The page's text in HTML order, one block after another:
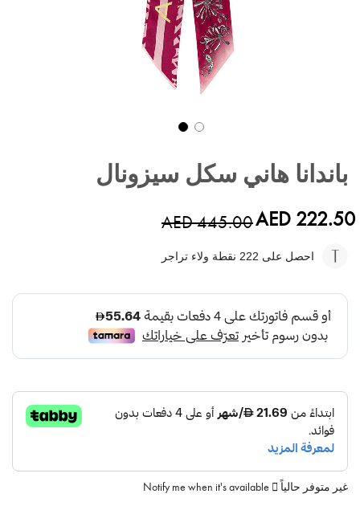
بداية
معرض
باندانا هاني سكل سيزونال
AED 222.50
AED 445.00
احصل على 222 نقطة ولاء تراجر
غير متوفر حالياً Notify me when it's available